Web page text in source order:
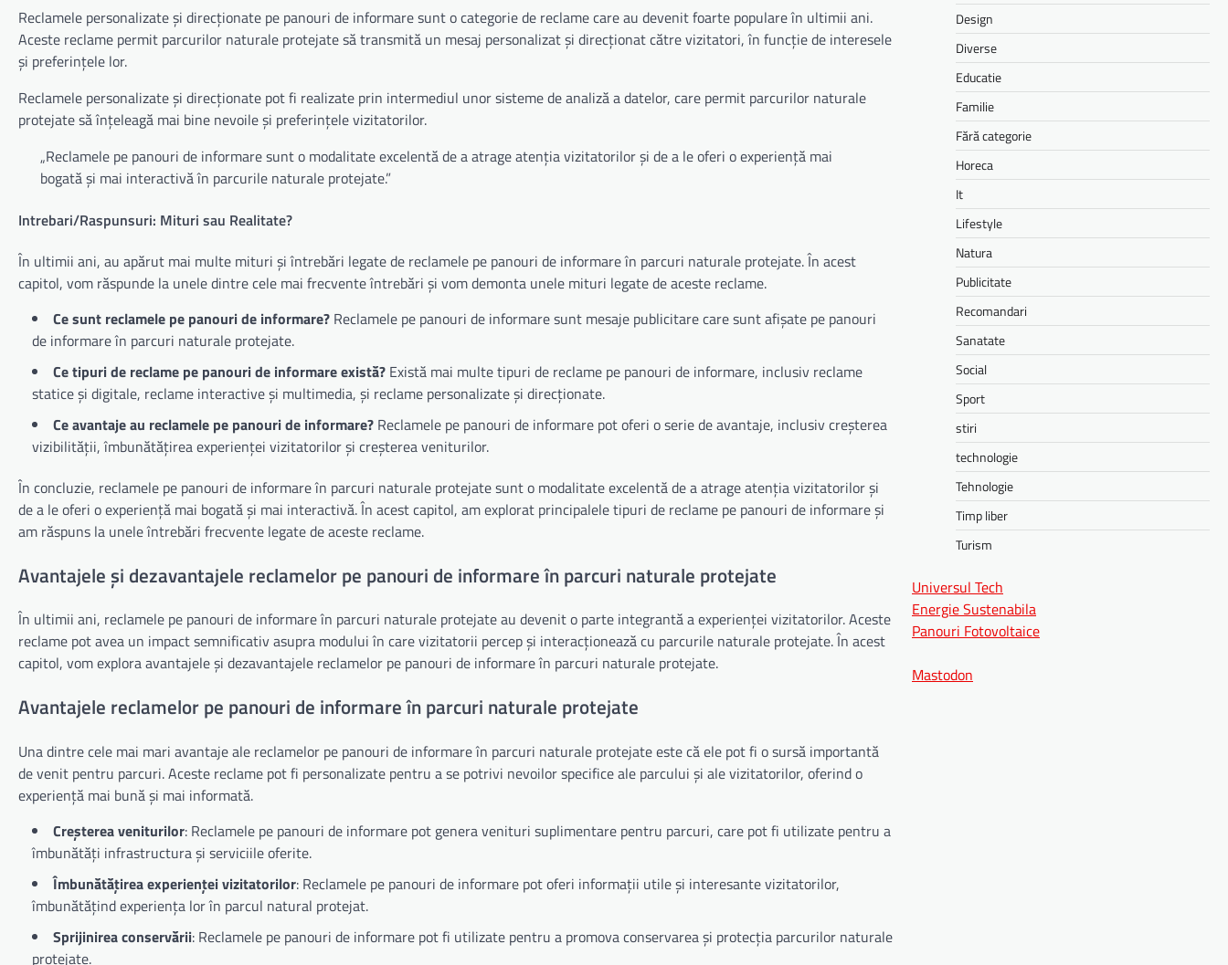
Reclamele personalizate și direcționate pe panouri de informare sunt o categorie de reclame care au devenit foarte populare în ultimii ani.
Aceste reclame permit parcurilor naturale protejate să transmită un mesaj personalizat și direcționat către vizitatori, în funcție de interesele
și preferințele lor.
Reclamele personalizate și direcționate pot fi realizate prin intermediul unor sisteme de analiză a datelor, care permit parcurilor naturale
protejate să înțeleagă mai bine nevoile și preferințele vizitatorilor.
„Reclamele pe panouri de informare sunt o modalitate excelentă de a atrage atenția vizitatorilor și de a le oferi o experiență mai
bogată și mai interactivă în parcurile naturale protejate.”
Intrebari/Raspunsuri: Mituri sau Realitate?
În ultimii ani, au apărut mai multe mituri și întrebări legate de reclamele pe panouri de informare în parcuri naturale protejate. În acest
capitol, vom răspunde la unele dintre cele mai frecvente întrebări și vom demonta unele mituri legate de aceste reclame.
Ce sunt reclamele pe panouri de informare? Reclamele pe panouri de informare sunt mesaje publicitare care sunt afișate pe panouri
de informare în parcuri naturale protejate.
Ce tipuri de reclame pe panouri de informare există? Există mai multe tipuri de reclame pe panouri de informare, inclusiv reclame
statice și digitale, reclame interactive și multimedia, și reclame personalizate și direcționate.
Ce avantaje au reclamele pe panouri de informare? Reclamele pe panouri de informare pot oferi o serie de avantaje, inclusiv creșterea
vizibilității, îmbunătățirea experienței vizitatorilor și creșterea veniturilor.
În concluzie, reclamele pe panouri de informare în parcuri naturale protejate sunt o modalitate excelentă de a atrage atenția vizitatorilor și
de a le oferi o experiență mai bogată și mai interactivă. În acest capitol, am explorat principalele tipuri de reclame pe panouri de informare și
am răspuns la unele întrebări frecvente legate de aceste reclame.
Avantajele și dezavantajele reclamelor pe panouri de informare în parcuri naturale protejate
În ultimii ani, reclamele pe panouri de informare în parcuri naturale protejate au devenit o parte integrantă a experienței vizitatorilor. Aceste
reclame pot avea un impact semnificativ asupra modului în care vizitatorii percep și interacționează cu parcurile naturale protejate. În acest
capitol, vom explora avantajele și dezavantajele reclamelor pe panouri de informare în parcuri naturale protejate.
Avantajele reclamelor pe panouri de informare în parcuri naturale protejate
Una dintre cele mai mari avantaje ale reclamelor pe panouri de informare în parcuri naturale protejate este că ele pot fi o sursă importantă
de venit pentru parcuri. Aceste reclame pot fi personalizate pentru a se potrivi nevoilor specifice ale parcului și ale vizitatorilor, oferind o
experiență mai bună și mai informată.
Creșterea veniturilor: Reclamele pe panouri de informare pot genera venituri suplimentare pentru parcuri, care pot fi utilizate pentru a
îmbunătăți infrastructura și serviciile oferite.
Îmbunătățirea experienței vizitatorilor: Reclamele pe panouri de informare pot oferi informații utile și interesante vizitatorilor,
îmbunătățind experiența lor în parcul natural protejat.
Sprijinirea conservării: Reclamele pe panouri de informare pot fi utilizate pentru a promova conservarea și protecția parcurilor naturale
protejate.
Design
Diverse
Educatie
Familie
Fără categorie
Horeca
It
Lifestyle
Natura
Publicitate
Recomandari
Sanatate
Social
Sport
stiri
technologie
Tehnologie
Timp liber
Turism
Universul Tech
Energie Sustenabila
Panouri Fotovoltaice
Mastodon